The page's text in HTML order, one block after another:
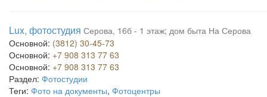
Lux, фотостудия Серова, 16б - 1 этаж; дом быта На Серова
Основной: (3812) 30-45-73
Основной: +7 908 313 77 63
Основной: +7 908 313 77 63
Раздел: Фотостудии
Теги: Фото на документы, Фотоцентры